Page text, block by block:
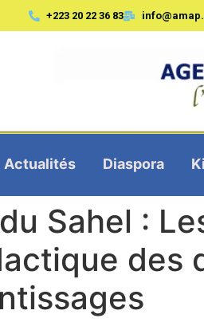
+223 20 22 36 83
Actualités Diaspora
Sahel :
des